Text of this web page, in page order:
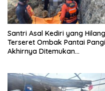
Santri Asal Kediri yang Hilang
Terseret Ombak Pantai Pangi
Akhirnya Ditemukan